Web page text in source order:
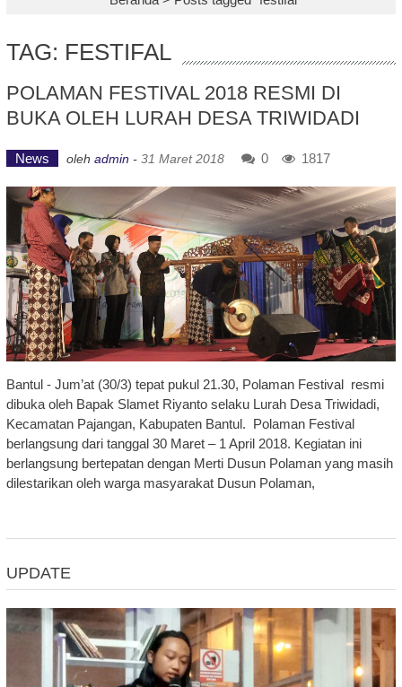
TAG: FESTIFAL
POLAMAN FESTIVAL 2018 RESMI DI
BUKA OLEH LURAH DESA TRIWIDADI
News oleh admin - 31 Maret 2018 0 1817
Bantul - Jum’at (30/3) tepat pukul 21.30, Polaman Festival resmi
dibuka oleh Bapak Slamet Riyanto selaku Lurah Desa Triwidadi,
Kecamatan Pajangan, Kabupaten Bantul. Polaman Festival
berlangsung dari tanggal 30 Maret – 1 April 2018. Kegiatan ini
berlangsung bertepatan dengan Merti Dusun Polaman yang masih
dilestarikan oleh warga masyarakat Dusun Polaman,
UPDATE